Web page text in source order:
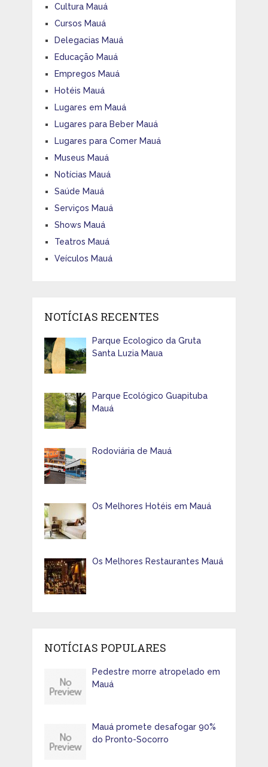
Cultura Mauá
Cursos Mauá
Delegacias Mauá
Educação Mauá
Empregos Mauá
Hotéis Mauá
Lugares em Mauá
Lugares para Beber Mauá
Lugares para Comer Mauá
Museus Mauá
Notícias Mauá
Saúde Mauá
Serviços Mauá
Shows Mauá
Teatros Mauá
Veículos Mauá
NOTÍCIAS RECENTES
Parque Ecologico da Gruta
Santa Luzia Maua
Parque Ecológico Guapituba
Mauá
Rodoviária de Mauá
Os Melhores Hotéis em Mauá
Os Melhores Restaurantes Mauá
NOTÍCIAS POPULARES
Pedestre morre atropelado em
Mauá
Mauá promete desafogar 90%
do Pronto-Socorro